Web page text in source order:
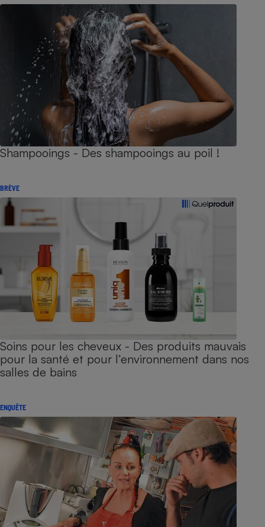
Shampooings - Des shampooings au poil !
BRÈVE
Soins pour les cheveux - Des produits mauvais
pour la santé et pour l’environnement dans nos
salles de bains
ENQUÊTE